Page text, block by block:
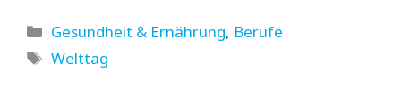
Kategorien
Gesundheit & Ernährung, Berufe
Schlagwörter
Welttag